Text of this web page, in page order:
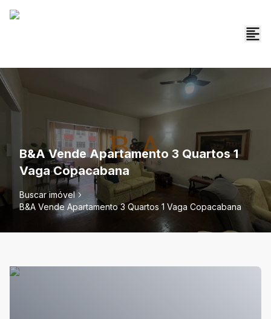
B&A Vende Apartamento 3 Quartos 1
Vaga Copacabana
Buscar imóvel
B&A Vende Apartamento 3 Quartos 1 Vaga Copacabana